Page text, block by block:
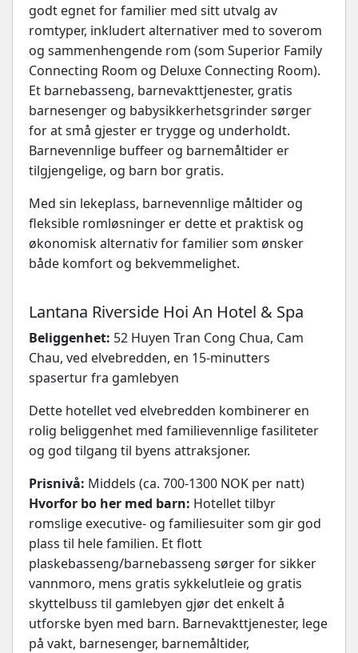
godt egnet for familier med sitt utvalg av
romtyper, inkludert alternativer med to soverom
og sammenhengende rom (som Superior Family
Connecting Room og Deluxe Connecting Room).
Et barnebasseng, barnevakttjenester, gratis
barnesenger og babysikkerhetsgrinder sørger
for at små gjester er trygge og underholdt.
Barnevennlige buffeer og barnemåltider er
tilgjengelige, og barn bor gratis.
Med sin lekeplass, barnevennlige måltider og
fleksible romløsninger er dette et praktisk og
økonomisk alternativ for familier som ønsker
både komfort og bekvemmelighet.
Lantana Riverside Hoi An Hotel & Spa
Beliggenhet: 52 Huyen Tran Cong Chua, Cam
Chau, ved elvebredden, en 15-minutters
spasertur fra gamlebyen
Dette hotellet ved elvebredden kombinerer en
rolig beliggenhet med familievennlige fasiliteter
og god tilgang til byens attraksjoner.
Prisnivå: Middels (ca. 700-1300 NOK per natt)
Hvorfor bo her med barn: Hotellet tilbyr
romslige executive- og familiesuiter som gir god
plass til hele familien. Et flott
plaskebasseng/barnebasseng sørger for sikker
vannmoro, mens gratis sykkelutleie og gratis
skyttelbuss til gamlebyen gjør det enkelt å
utforske byen med barn. Barnevakttjenester, lege
på vakt, barnesenger, barnemåltider,